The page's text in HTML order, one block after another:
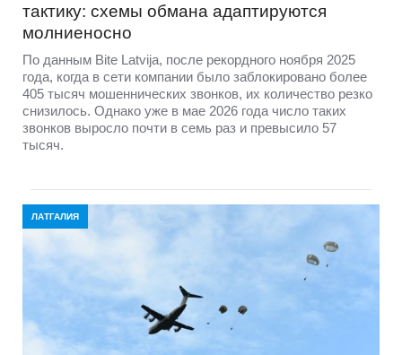
тактику: схемы обмана адаптируются
молниеносно
По данным Bite Latvija, после рекордного ноября 2025
года, когда в сети компании было заблокировано более
405 тысяч мошеннических звонков, их количество резко
снизилось. Однако уже в мае 2026 года число таких
звонков выросло почти в семь раз и превысило 57
тысяч.
ЛАТГАЛИЯ